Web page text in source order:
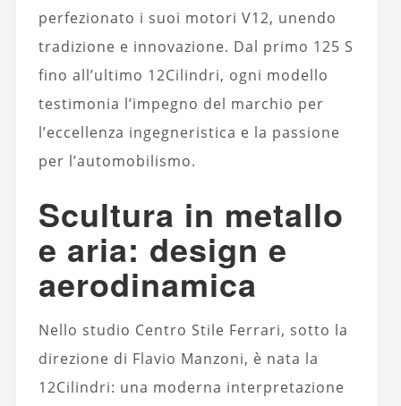
perfezionato i suoi motori V12, unendo
tradizione e innovazione. Dal primo 125 S
fino all’ultimo 12Cilindri, ogni modello
testimonia l’impegno del marchio per
l’eccellenza ingegneristica e la passione
per l’automobilismo.
Scultura in metallo
e aria: design e
aerodinamica
Nello studio Centro Stile Ferrari, sotto la
direzione di Flavio Manzoni, è nata la
12Cilindri: una moderna interpretazione